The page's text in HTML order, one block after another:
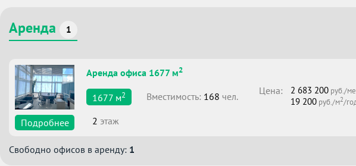
Аренда 1
Подробнее
Аренда офиса 1677 м2
1677 м2 Вместимоcть: 168 чел. Цена: 2 683 200 руб./
19 200 руб./м2/
2 этаж
Свободно офисов в аренду: 1